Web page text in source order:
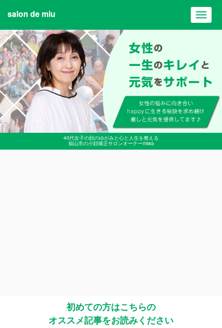
40代女子の顔のゆがみと心と人生を整える
福山市の小顔矯正サロンオーナーmiwa
salon de miu
初めての方はこちらの
オススメ記事をお読みください